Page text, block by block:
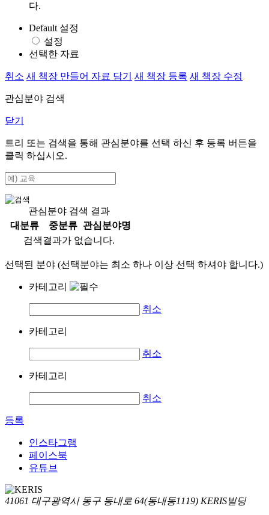
다.
Default 설정
설정
선택한 자료
취소 새 책장 만들어 자료 담기 새 책장 등록 새 책장 수정
관심분야 검색
닫기
트리 또는 검색을 통해 관심분야를 선택 하신 후 등록 버튼을
클릭 하십시오.
관심분야 검색 결과
대분류
중분류
관심분야명
검색결과가 없습니다.
선택된 분야 (선택분야는 최소 하나 이상 선택 하셔야 합니다.)
카테고리
취소
카테고리
취소
카테고리
취소
등록
인스타그램
페이스북
유튜브
41061 대구광역시 동구 동내로 64(동내동1119) KERIS빌딩